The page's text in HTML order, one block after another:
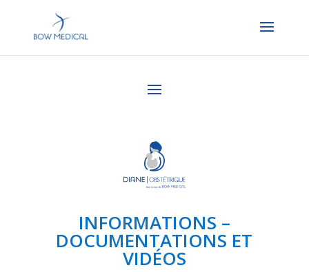
INFORMATIONS –
DOCUMENTATIONS ET
VIDÉOS